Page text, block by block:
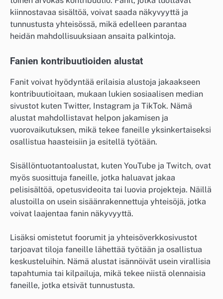
kiinnostavaa sisältöä, voivat saada näkyvyyttä ja
tunnustusta yhteisössä, mikä edelleen parantaa
heidän mahdollisuuksiaan ansaita palkintoja.
Fanien kontribuutioiden alustat
Fanit voivat hyödyntää erilaisia alustoja jakaakseen
kontribuutioitaan, mukaan lukien sosiaalisen median
sivustot kuten Twitter, Instagram ja TikTok. Nämä
alustat mahdollistavat helpon jakamisen ja
vuorovaikutuksen, mikä tekee faneille yksinkertaiseksi
osallistua haasteisiin ja esitellä työtään.
Sisällöntuotantoalustat, kuten YouTube ja Twitch, ovat
myös suosittuja faneille, jotka haluavat jakaa
pelisisältöä, opetusvideoita tai luovia projekteja. Näillä
alustoilla on usein sisäänrakennettuja yhteisöjä, jotka
voivat laajentaa fanin näkyvyyttä.
Lisäksi omistetut foorumit ja yhteisöverkkosivustot
tarjoavat tiloja faneille lähettää työtään ja osallistua
keskusteluihin. Nämä alustat isännöivät usein virallisia
tapahtumia tai kilpailuja, mikä tekee niistä olennaisia
faneille, jotka etsivät tunnustusta.